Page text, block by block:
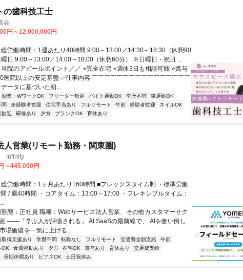
の歯科技工士
会
円～12,000,000円
労働時間：1週あたり40時間 9:00～13:00／14:30～18:30（休憩90
日 9:00～13:00／14:00～18:00（休憩60分） ※日曜日・祝日 ...
院のアピールポイント／／ ⭐完全在宅 ⭐週休3日も相談可能 ⭐賞与
医院以上の安定基盤 ✅仕事内容 ￣￣￣￣￣￣￣￣￣￣￣￣￣￣￣￣
ータに基づいた初...
副業・WワークOK フリーター歓迎 バイク通勤OK 学歴不問
車通勤OK
問 未経験者歓迎 住宅手当あり フルリモート 午前 経験者歓迎
ネイルOK
歓迎 研修あり 夕方 ブランクOK 育休あり
人営業(リモート勤務・関東圏)
Infinity
～445,000円
労働時間：1ヶ月あたり160時間 ■フレックスタイム制 ・標準労働
/ 週40時間 ・コアタイム：13:00～17:00 ・フレキシブルタイム：
態：正社員 職種：Webサービス法人営業、その他カスタマーサク
――「学ぶ人が評価される」 AI SaaSの最前線で、 AIを使い倒し
場価値を一気に上げる...
取得支援あり 学歴不問 転勤なし フルリモート 交通費全額支給
午前
OK 食費補助あり 夕方 在宅OK 賞与あり 育休あり
交通費支給
長期休暇あり ピアスOK 土日祝休み